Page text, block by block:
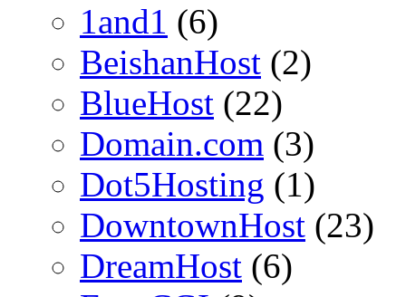
1and1 (6)
BeishanHost (2)
BlueHost (22)
Domain.com (3)
Dot5Hosting (1)
DowntownHost (23)
DreamHost (6)